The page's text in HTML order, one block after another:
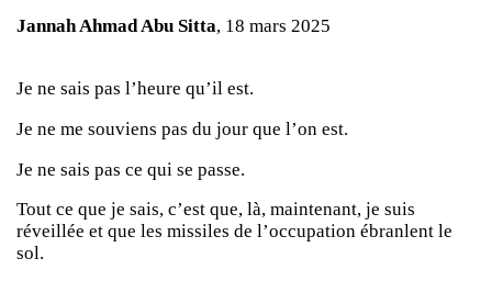
Jannah Ahmad Abu Sitta, 18 mars 2025
Je ne sais pas l’heure qu’il est.
Je ne me souviens pas du jour que l’on est.
Je ne sais pas ce qui se passe.
Tout ce que je sais, c’est que, là, maintenant, je suis
réveillée et que les missiles de l’occupation ébranlent le
sol.